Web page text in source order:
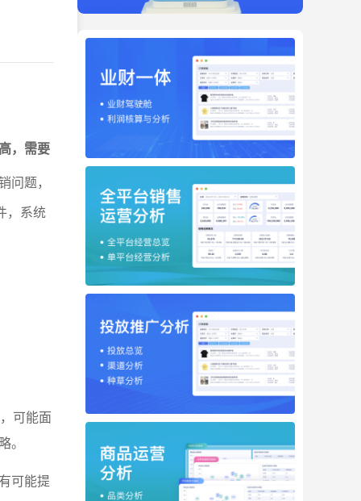
，需要
问题，
，系统
可能面
。
可能提